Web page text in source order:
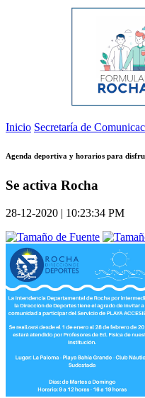
Inicio Secretaría de
Agenda deportiva y horarios para
Se activa Rocha
28-12-2020 | 10:23:34 PM